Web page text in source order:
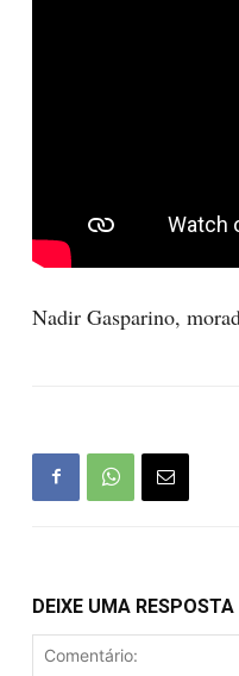
Nadir Gasparino,
DEIXE UMA RESPOSTA